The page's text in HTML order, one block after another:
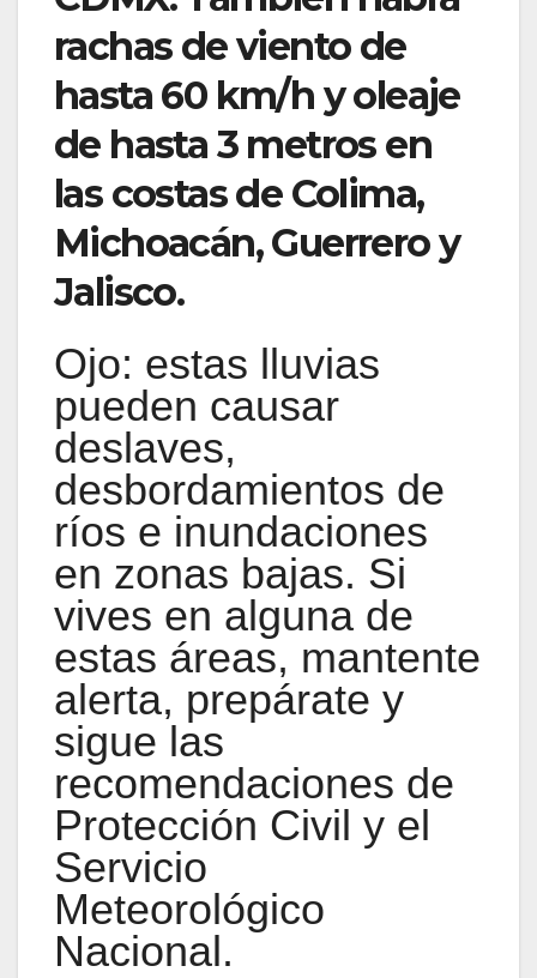
rachas de viento de
hasta 60 km/h y oleaje
de hasta 3 metros en
las costas de Colima,
Michoacán, Guerrero y
Jalisco.
Ojo: estas lluvias
pueden causar
deslaves,
desbordamientos de
ríos e inundaciones
en zonas bajas. Si
vives en alguna de
estas áreas, mantente
alerta, prepárate y
sigue las
recomendaciones de
Protección Civil y el
Servicio
Meteorológico
Nacional.